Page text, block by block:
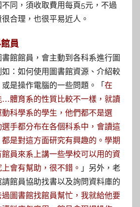
不同，須收取費用每頁5元，不過
合理，也很平易近人。
員
館館員，會主動到各科系進行圖
：如何使用圖書館資源、介紹較
是操作電腦的一些問題。「在
…體育系的性質比較不一樣，就讀
科學系的學生，他們都不是選
手都分布在各個科系中，會讀這
都是對這方面研究有興趣的。學期
員來系上講一些學校可以用的資
會有幫助，很不錯。 」另外，老
館員協助找書以及詢問資料庫的
過圖書館找館員幫忙，我就給他要